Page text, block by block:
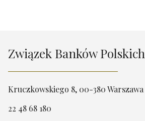
Związek Banków Polskich
Kruczkowskiego 8, 00-380 Warszawa
22 48 68 180